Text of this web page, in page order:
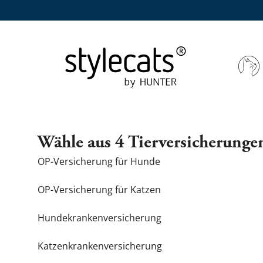
Tierkrankenversicherung
Wähle aus 4
OP-Versicherung für Hunde
OP-Versicherung für Katzen
Hundekrankenversicherung
Katzenkrankenversicherung